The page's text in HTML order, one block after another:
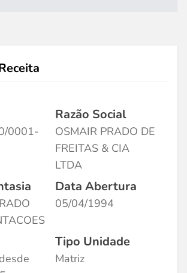
0001-
Razão Social
OSMAIR PRADO DE
FREITAS & CIA
LTDA
Data Abertura
05/04/1994
Tipo Unidade
Matriz